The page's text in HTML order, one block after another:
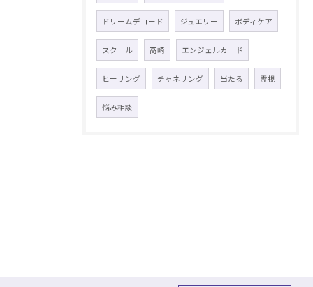
ドリームデコード ジュエリー ボディケア
スクール 高崎 エンジェルカード
ヒーリング チャネリング 当たる 霊視
悩み相談